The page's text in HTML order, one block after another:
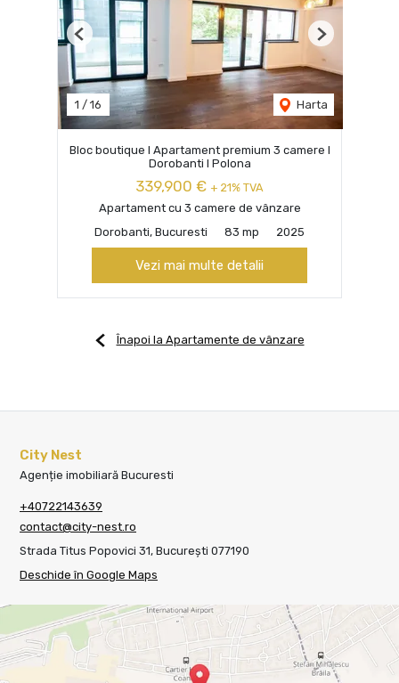
1 / 16 Harta
Previous Next
Bloc boutique I Apartament premium 3 camere I
Dorobanti I Polona
339,900 € + 21% TVA
Apartament cu 3 camere de vânzare
Dorobanti, Bucuresti
83 mp 2025
Vezi mai multe detalii
Înapoi la Apartamente de vânzare
City Nest
Agenție imobiliară Bucuresti
+40722143639
contact@city-nest.ro
Strada Titus Popovici 31, București 077190
Deschide în Google Maps